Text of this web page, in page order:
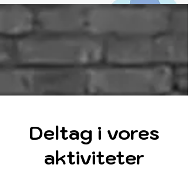
Deltag i vores
aktiviteter